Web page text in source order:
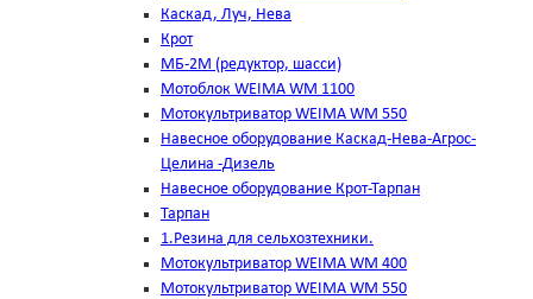
Каскад, Луч, Нева
Крот
МБ-2М (редуктор, шасси)
Мотоблок WEIMA WM 1100
Мотокультриватор WEIMA WM 550
Навесное оборудование Каскад-Нева-Агрос-
Целина -Дизель
Навесное оборудование Крот-Тарпан
Тарпан
1.Резина для сельхозтехники.
Мотокультриватор WEIMA WM 400
Мотокультриватор WEIMA WM 550